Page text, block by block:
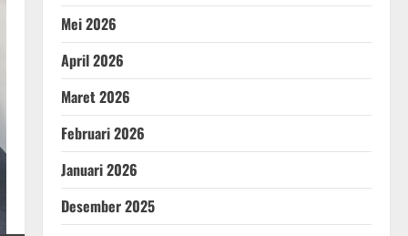
Mei 2026
April 2026
Maret 2026
Februari 2026
Januari 2026
Desember 2025